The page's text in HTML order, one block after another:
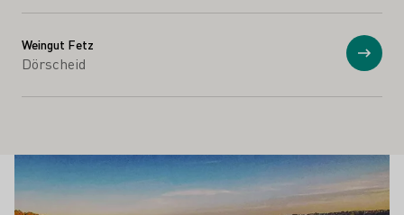
Weingut Fetz
Dörscheid
Schönste Weinsichten
Mehr erfahren